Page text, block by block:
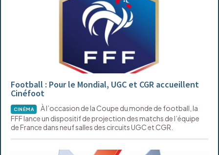
Football : Pour le Mondial, UGC et CGR accueillent
Cinéfoot
CINÉMA
À l’occasion de la Coupe du monde de football, la
FFF lance un dispositif de projection des matchs de l’équipe
de France dans neuf salles des circuits UGC et CGR.